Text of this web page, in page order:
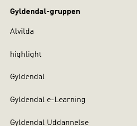
Gyldendal-gruppen
Alvilda
highlight
Gyldendal
Gyldendal e-Learning
Gyldendal Uddannelse